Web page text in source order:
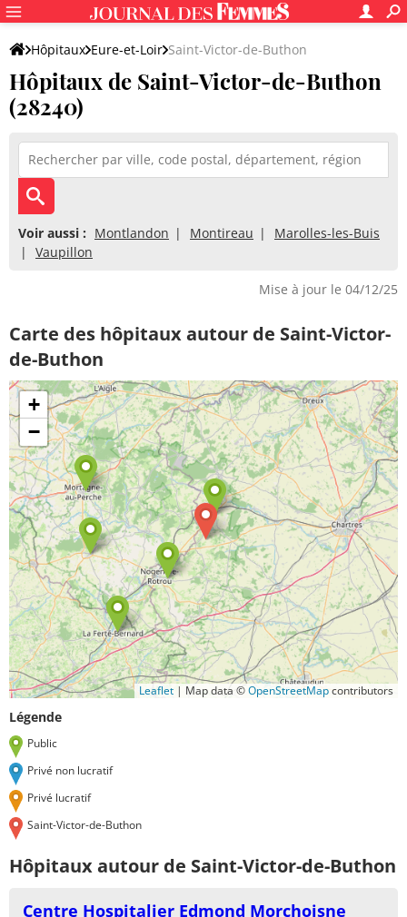
Hôpitaux Eure-et-Loir Saint-Victor-de-Buthon
Hôpitaux de Saint-Victor-de-Buthon
(28240)
Voir aussi : Montlandon Montireau
Marolles-les-Buis
Vaupillon
Mise à jour le 04/12/25
Carte des hôpitaux autour de Saint-Victor-
de-Buthon
+
−
Leaflet | Map data ©OpenStreetMapcontributors
Légende
Public
Privé non lucratif
Privé lucratif
Saint-Victor-de-Buthon
Hôpitaux autour de Saint-Victor-de-Buthon
Centre Hospitalier Edmond Morchoisne